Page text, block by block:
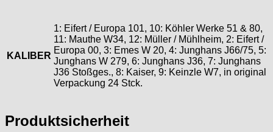
KALIBER
1: Eifert / Europa 101, 10: Köhler Werke 51 & 80,
11: Mauthe W34, 12: Müller / Mühlheim, 2: Eifert /
Europa 00, 3: Emes W 20, 4: Junghans J66/75, 5:
Junghans W 279, 6: Junghans J36, 7: Junghans
J36 Stoßges., 8: Kaiser, 9: Keinzle W7, in original
Verpackung 24 Stck.
Produktsicherheit